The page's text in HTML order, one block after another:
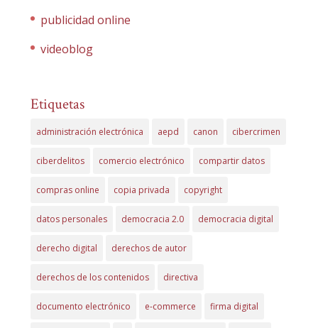
publicidad online
videoblog
Etiquetas
administración electrónica aepd canon cibercrimen
ciberdelitos comercio electrónico compartir datos
compras online copia privada copyright
datos personales democracia 2.0 democracia digital
derecho digital derechos de autor
derechos de los contenidos directiva
documento electrónico e-commerce firma digital